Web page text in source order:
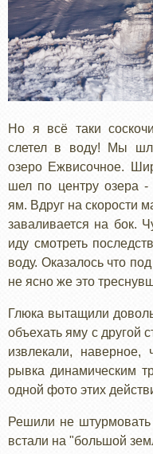
Но я всё таки
слетел в воду! Мы
озеро Ежвисочное.
шел по центру озера -
ям. Вдруг на скорости
заваливается на бок.
иду смотреть
воду. Оказалось что
не ясно же это
Глюка вытащили
объехать яму с другой
извлекали, наверное,
рывка динамическим
одной фото этих
Решили не
встали на "большой